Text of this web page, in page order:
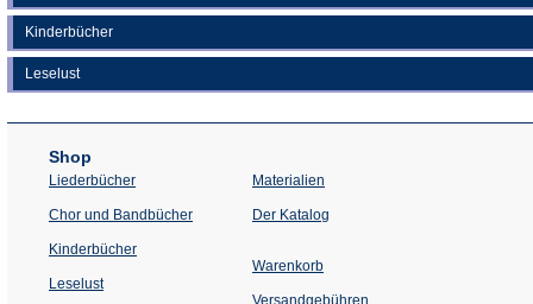
Kinderbücher
Leselust
Shop
Liederbücher
Chor und Bandbücher
Kinderbücher
Leselust
Materialien
Der Katalog
Warenkorb
Versandgebühren